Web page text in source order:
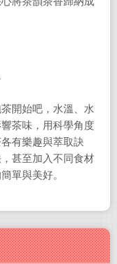
開始吧，水溫、水
茶味，用科學角度
有樂趣與萃取訣
甚至加入不同食材
單與美好。